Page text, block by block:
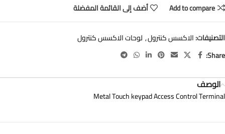
Add to compare أضف إلى القائمة المفضلة
التصنيفات:الاكسس كنترول, لوحات الاكسس كنترول
Share:
الوصف
Metal Touch keypad Access Control Terminal